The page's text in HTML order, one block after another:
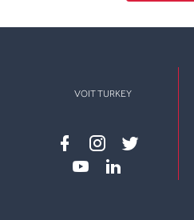
VOIT TURKEY
Facebook
instagram
twitter